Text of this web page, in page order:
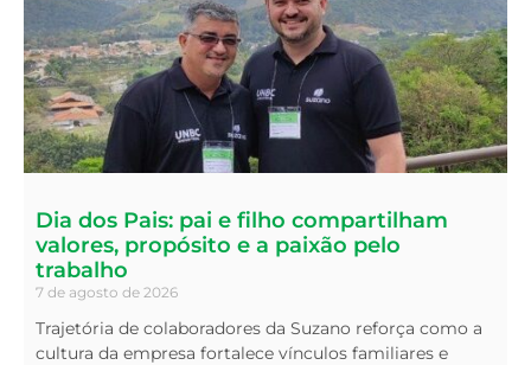
Dia dos Pais: pai e filho compartilham
valores, propósito e a paixão pelo
trabalho
7 de agosto de 2026
Trajetória de colaboradores da Suzano reforça como a
cultura da empresa fortalece vínculos familiares e